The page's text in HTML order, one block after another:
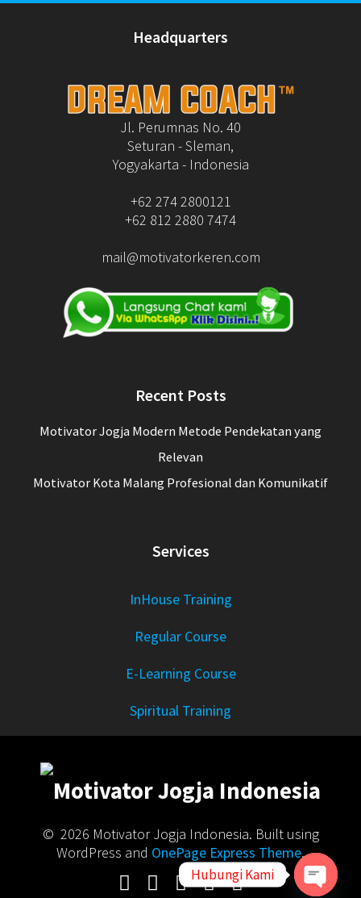
Headquarters
Jl. Perumnas No. 40
Seturan - Sleman,
Yogyakarta - Indonesia
+62 274 2800121
+62 812 2880 7474
mail@motivatorkeren.com
Recent Posts
Motivator Jogja Modern Metode Pendekatan yang
Relevan
Motivator Kota Malang Profesional dan Komunikatif
Services
InHouse Training
Regular Course
E-Learning Course
Spiritual Training
© 2026 Motivator Jogja Indonesia. Built using
WordPress and OnePage Express Theme.
Hubungi Kami